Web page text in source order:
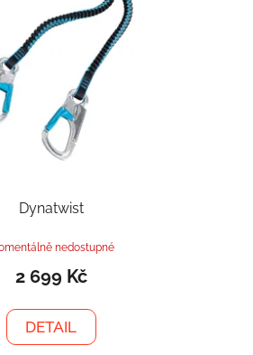
Dynatwist
nedostupné
2 699 Kč
DETAIL